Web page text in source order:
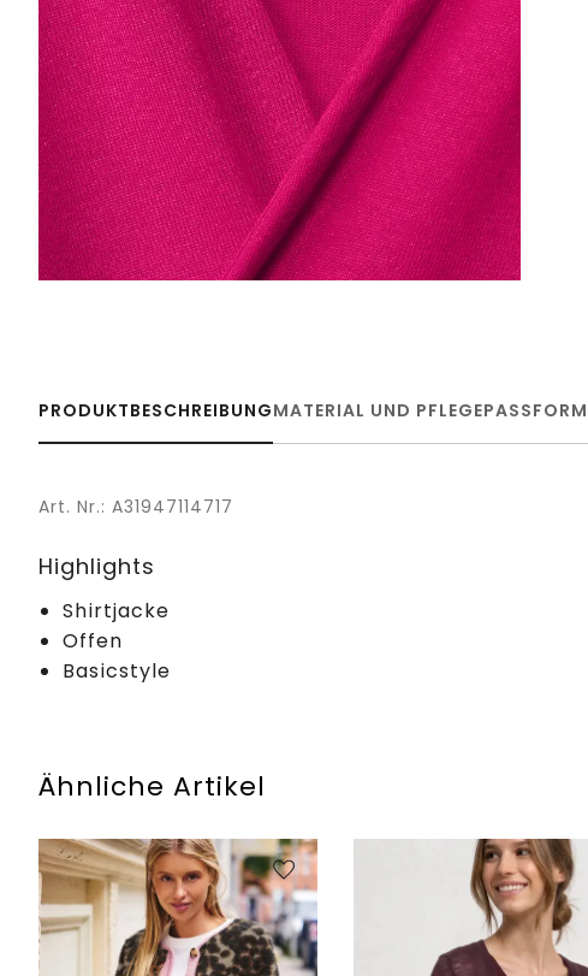
PRODUKTBESCHREIBUNGMATERIAL UND PFLEGEPASSFORM
Art. Nr.: A31947114717
Highlights
Shirtjacke
Offen
Basicstyle
Ähnliche Artikel